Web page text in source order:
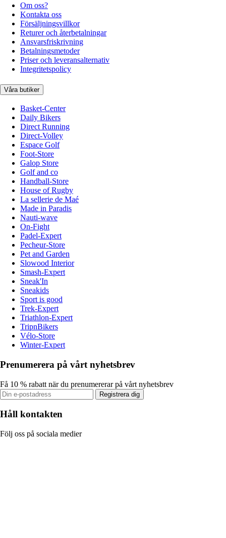
Om oss?
Kontakta oss
Försäljningsvillkor
Returer och återbetalningar
Ansvarsfriskrivning
Betalningsmetoder
Priser och leveransalternativ
Integritetspolicy
Våra butiker
Basket-Center
Daily Bikers
Direct Running
Direct-Volley
Espace Golf
Foot-Store
Galop Store
Golf and co
Handball-Store
House of Rugby
La sellerie de Maé
Made in Paradis
Nauti-wave
On-Fight
Padel-Expert
Pecheur-Store
Pet and Garden
Slowood Interior
Smash-Expert
Sneak'In
Sneakids
Sport is good
Trek-Expert
Triathlon-Expert
TripnBikers
Vélo-Store
Winter-Expert
Prenumerera på vårt nyhetsbrev
Få 10 % rabatt när du prenumererar på vårt nyhetsbrev
Registrera dig
Håll kontakten
Följ oss på sociala medier